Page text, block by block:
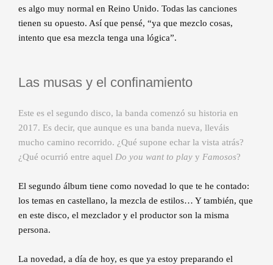
es algo muy normal en Reino Unido. Todas las canciones
tienen su opuesto. Así que pensé, “ya que mezclo cosas,
intento que esa mezcla tenga una lógica”.
Las musas y el confinamiento
Este es el segundo disco, la banda comenzó su historia en
2017. Es decir, que aunque es una banda nueva, lleváis
mucho camino recorrido. ¿Qué supone echar la vista atrás?
¿Qué ocurrió entre aquel Do you want to play y Famosos?
El segundo álbum tiene como novedad lo que te he contado:
los temas en castellano, la mezcla de estilos… Y también, que
en este disco, el mezclador y el productor son la misma
persona.
La novedad, a día de hoy, es que ya estoy preparando el